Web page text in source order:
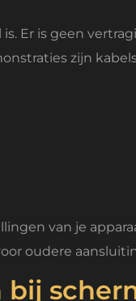
Er is geen
zijn
van je
oudere